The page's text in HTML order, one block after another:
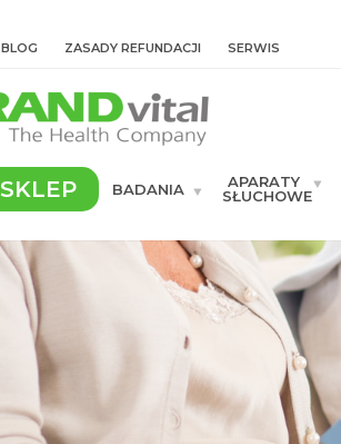
BLOG ZASADY REFUNDACJI SERWIS
SKLEP BADANIA
APARATY
SŁUCHOWE